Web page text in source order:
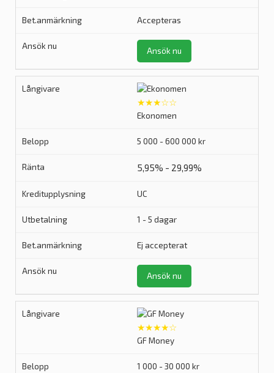
Accepteras
Ansök nu
★★★☆☆
Ekonomen
5 000 - 600 000 kr
5,95% - 29,99%
UC
1 - 5 dagar
Ej accepterat
Ansök nu
★★★★☆
GF Money
1 000 - 30 000 kr